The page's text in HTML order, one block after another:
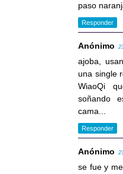
paso
Responder
Anónimo
ajoba,
una single
WiaoQi
soñando
cama...
Responder
Anónimo
se fue y